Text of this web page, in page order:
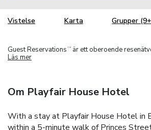
Vistelse Karta Grupper
Guest Reservations TM
är ett oberoende
Läs mer
Om Playfair House Hotel
With a stay at Playfair House Hotel in
within a 5-minute walk of Princes